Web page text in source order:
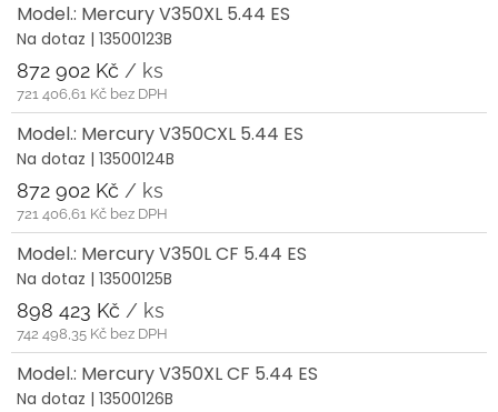
Model.: Mercury V350XL 5.44 ES
Na dotaz | 13500123B
872 902 Kč / ks
721 406,61 Kč bez DPH
Model.: Mercury V350CXL 5.44 ES
Na dotaz | 13500124B
872 902 Kč / ks
721 406,61 Kč bez DPH
Model.: Mercury V350L CF 5.44 ES
Na dotaz | 13500125B
898 423 Kč / ks
742 498,35 Kč bez DPH
Model.: Mercury V350XL CF 5.44 ES
Na dotaz | 13500126B